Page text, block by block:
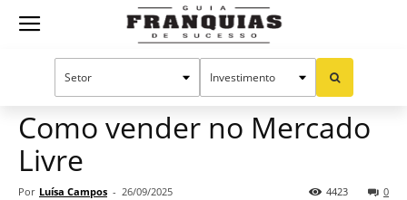
Guia
Empreendedorismo
Como vender no Mercado
Livre
Por Luísa Campos - 26/09/2025 0
4423